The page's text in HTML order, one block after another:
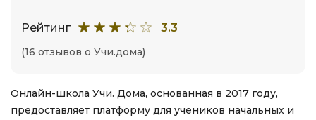
Рейтинг 3.3
(16 отзывов о Учи.дома)
Онлайн-школа Учи. Дома, основанная в 2017 году,
предоставляет платформу для учеников начальных и